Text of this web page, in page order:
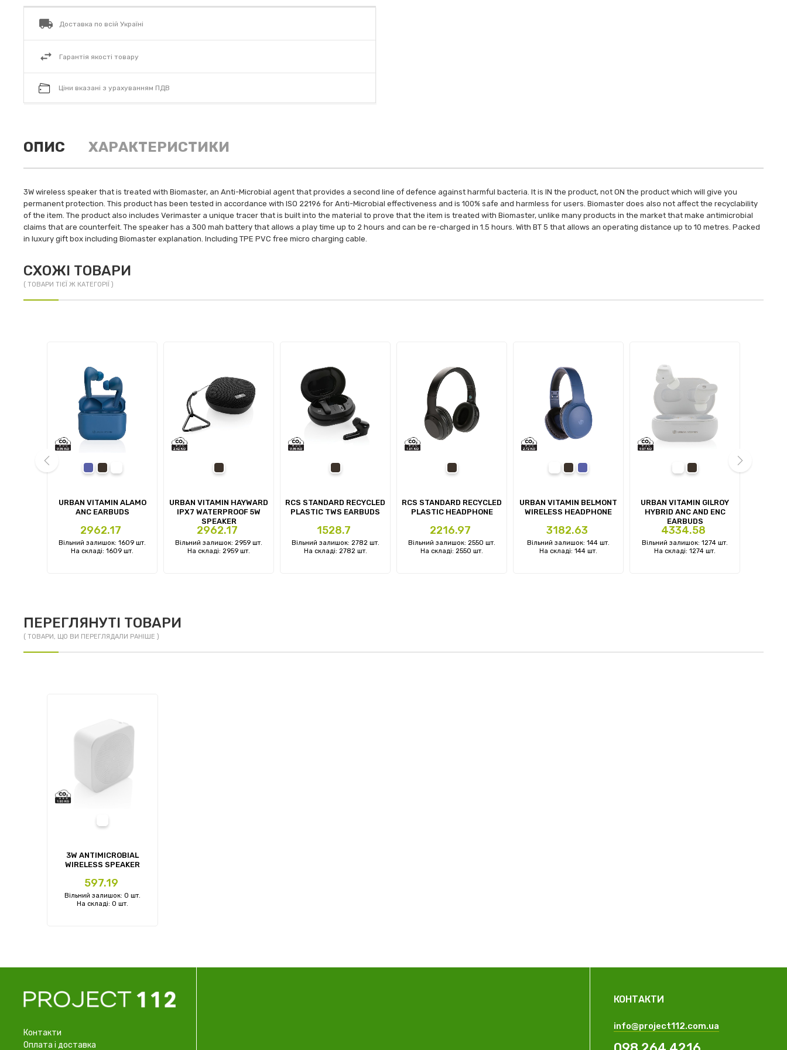
Доставка по всій Україні
Гарантія якості товару
Ціни вказані з урахуванням ПДВ
ОПИС ХАРАКТЕРИСТИКИ
3W wireless speaker that is treated with Biomaster, an Anti-Microbial agent that provides a second line of defence against harmful bacteria. It is IN the product, not ON the product which will give you
permanent protection. This product has been tested in accordance with ISO 22196 for Anti-Microbial effectiveness and is 100% safe and harmless for users. Biomaster does also not affect the recyclability
of the item. The product also includes Verimaster a unique tracer that is built into the material to prove that the item is treated with Biomaster, unlike many products in the market that make antimicrobial
claims that are counterfeit. The speaker has a 300 mah battery that allows a play time up to 2 hours and can be re-charged in 1.5 hours. With BT 5 that allows an operating distance up to 10 metres. Packed
in luxury gift box including Biomaster explanation. Including TPE PVC free micro charging cable.
СХОЖІ ТОВАРИ
( ТОВАРИ ТІЄЇ Ж КАТЕГОРІЇ )
URBAN VITAMIN ALAMO
ANC EARBUDS
Ціна
2962.17
Вільний залишок: 1609 шт.
На складі: 1609 шт.
URBAN VITAMIN HAYWARD
IPX7 WATERPROOF 5W
SPEAKER
Ціна
2962.17
Вільний залишок: 2959 шт.
На складі: 2959 шт.
RCS STANDARD RECYCLED
PLASTIC TWS EARBUDS
Ціна
1528.7
Вільний залишок: 2782 шт.
На складі: 2782 шт.
RCS STANDARD RECYCLED
PLASTIC HEADPHONE
Ціна
2216.97
Вільний залишок: 2550 шт.
На складі: 2550 шт.
URBAN VITAMIN BELMONT
WIRELESS HEADPHONE
Ціна
3182.63
Вільний залишок: 144 шт.
На складі: 144 шт.
URBAN VITAMIN GILROY
HYBRID ANC AND ENC
EARBUDS
Ціна
4334.58
Вільний залишок: 1274 шт.
На складі: 1274 шт.
ПЕРЕГЛЯНУТІ ТОВАРИ
( ТОВАРИ, ЩО ВИ ПЕРЕГЛЯДАЛИ РАНІШЕ )
3W ANTIMICROBIAL
WIRELESS SPEAKER
Ціна
597.19
Вільний залишок: 0 шт.
На складі: 0 шт.
Контакти
Оплата і доставка
КОНТАКТИ
info@project112.com.ua